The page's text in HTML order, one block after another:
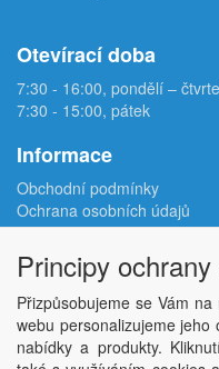
Otevírací doba
7:30 - 16:00, pondělí –
7:30 - 15:00, pátek
Informace
Obchodní podmínky
Ochrana osobních údajů
Reklamační protokol
Odstoupení od smlouvy
Podmínky užití e-shopu
Doprava
Velkoobchod
Kontakt
Principy
Přizpůsobujeme se Vám
webu personalizujeme
nabídky a produkty.